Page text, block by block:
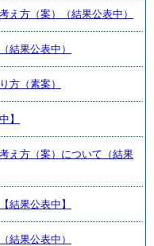
え方（案）（結果公表中）
結果公表中）
方（素案）
】
え方（案）について（結果
結果公表中】
結果公表中）